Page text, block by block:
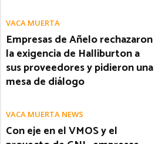
VACA MUERTA
Empresas de Añelo rechazaron
la exigencia de Halliburton a
sus proveedores y pidieron una
mesa de diálogo
VACA MUERTA NEWS
Con eje en el VMOS y el